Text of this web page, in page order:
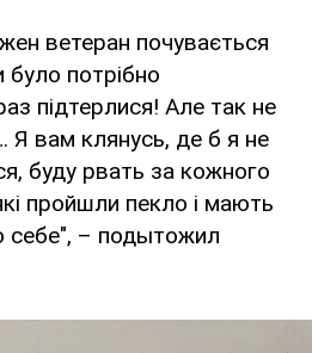
ветеран почувається
потрібно
підтерлися! Але так не
Я вам клянусь, де б я не
буду рвать за кожного
пройшли пекло і мають
себе", – подытожил